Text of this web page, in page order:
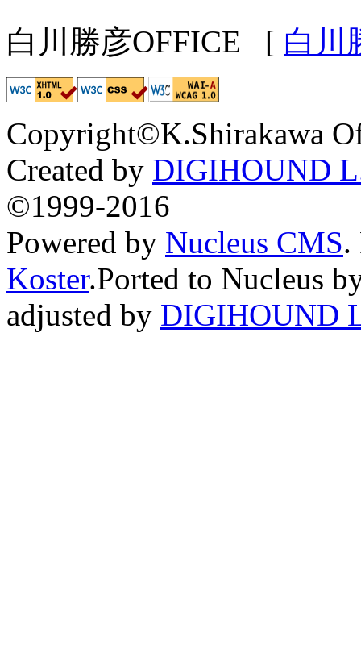
白川勝彦OFFICE [ 白川
Copyright©K.Shirakawa
Created by DIGIHOUND
©1999-2016
Powered by Nucleus CMS.
Koster.Ported to Nucleus
adjusted by DIGIHOUND